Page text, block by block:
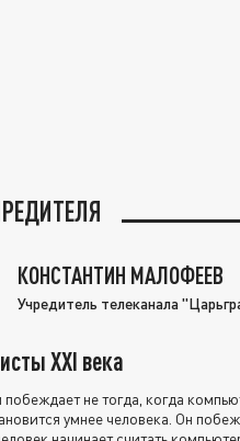
КОНСТАНТИН МАЛОФЕЕВ
Учредитель телеканала
XXI века
не тогда, когда
умнее человека. Он